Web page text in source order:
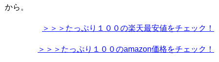
から。
＞＞＞たっぷり１００の楽天最安値をチェック！
＞＞＞たっぷり１００のamazon価格をチェック！